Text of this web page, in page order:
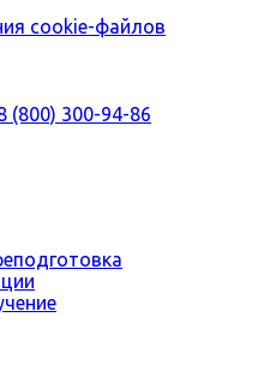
сookie-файлов
(800) 300-94-86